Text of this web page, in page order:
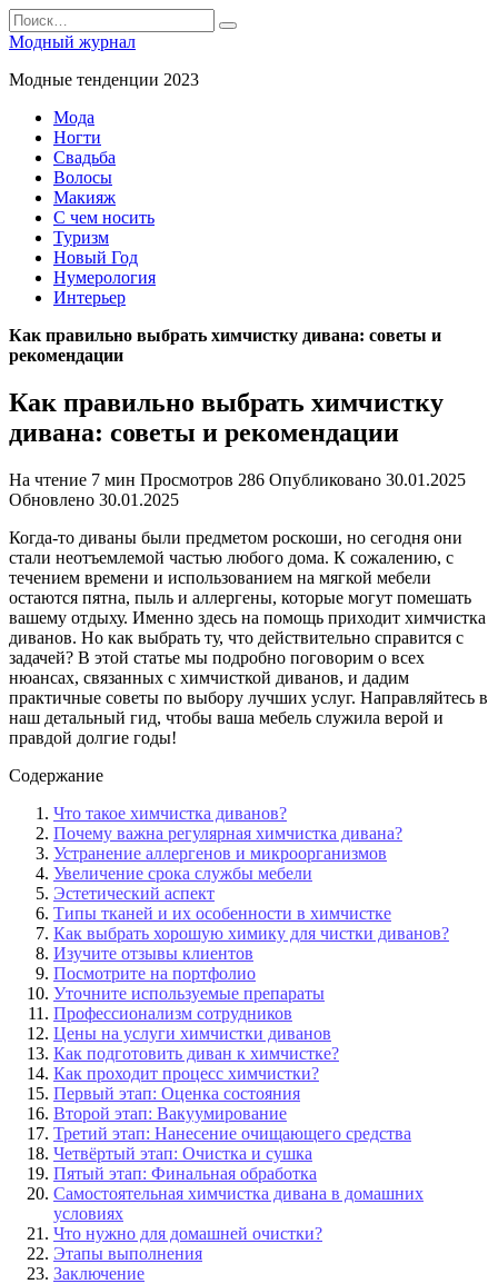
Перейти
к
содержанию
Search
for:
Модный журнал
Модные тенденции 2023
Мода
Ногти
Свадьба
Волосы
Макияж
С чем носить
Туризм
Новый Год
Нумерология
Интерьер
Как правильно выбрать химчистку дивана: советы и
рекомендации
Как правильно выбрать химчистку
дивана: советы и рекомендации
На чтение 7 мин Просмотров 286 Опубликовано 30.01.2025
Обновлено 30.01.2025
Когда-то диваны были предметом роскоши, но сегодня они
стали неотъемлемой частью любого дома. К сожалению, с
течением времени и использованием на мягкой мебели
остаются пятна, пыль и аллергены, которые могут помешать
вашему отдыху. Именно здесь на помощь приходит химчистка
диванов. Но как выбрать ту, что действительно справится с
задачей? В этой статье мы подробно поговорим о всех
нюансах, связанных с химчисткой диванов, и дадим
практичные советы по выбору лучших услуг. Направляйтесь в
наш детальный гид, чтобы ваша мебель служила верой и
правдой долгие годы!
Содержание
Что такое химчистка диванов?
Почему важна регулярная химчистка дивана?
Устранение аллергенов и микроорганизмов
Увеличение срока службы мебели
Эстетический аспект
Типы тканей и их особенности в химчистке
Как выбрать хорошую химику для чистки диванов?
Изучите отзывы клиентов
Посмотрите на портфолио
Уточните используемые препараты
Профессионализм сотрудников
Цены на услуги химчистки диванов
Как подготовить диван к химчистке?
Как проходит процесс химчистки?
Первый этап: Оценка состояния
Второй этап: Вакуумирование
Третий этап: Нанесение очищающего средства
Четвёртый этап: Очистка и сушка
Пятый этап: Финальная обработка
Самостоятельная химчистка дивана в домашних
условиях
Что нужно для домашней очистки?
Этапы выполнения
Заключение